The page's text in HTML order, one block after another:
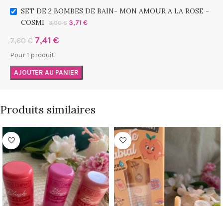
SET DE 2 BOMBES DE BAIN- MON AMOUR A LA ROSE -
COSMI
3,90€ 3,71 €
7,60€ 7,41 €
Pour 1 produit
AJOUTER AU PANIER
Produits similaires